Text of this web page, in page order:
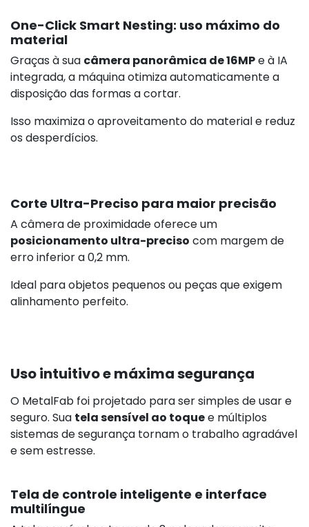
One-Click Smart Nesting: uso máximo do
material
Graças à sua câmera panorâmica de 16MPe à IA
integrada, a máquina otimiza automaticamente a
disposição das formas a cortar.
Isso maximiza o aproveitamento do material e reduz
os desperdícios.
Corte Ultra-Preciso para maior precisão
A câmera de proximidade oferece um
posicionamento ultra-preciso com margem de
erro inferior a 0,2 mm.
Ideal para objetos pequenos ou peças que exigem
alinhamento perfeito.
Uso intuitivo e máxima segurança
O MetalFab foi projetado para ser simples de usar e
seguro. Sua tela sensível ao toquee múltiplos
sistemas de segurança tornam o trabalho agradável
e sem estresse.
Tela de controle inteligente e interface
multilíngue